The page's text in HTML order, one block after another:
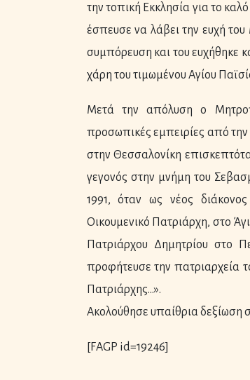
την τοπική Εκκλησία για το
έσπευσε να λάβει την ευχή
συμπόρευση και του ευχήθηκε
χάρη του τιμωμένου Αγίου
Μετά την απόλυση ο
προσωπικές εμπειρίες από
στην Θεσσαλονίκη
γεγονός στην μνήμη του
1991, όταν ως νέος
Οικουμενικό Πατριάρχη, στο
Πατριάρχου Δημητρίου στο
προφήτευσε την πατριαρχεία
Πατριάρχης…».
Ακολούθησε υπαίθρια δεξίωση
[FAGP id=19246]